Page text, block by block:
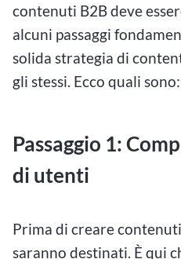
contenuti B2B deve
alcuni passaggi
solida strategia di
gli stessi. Ecco quali sono:
Passaggio 1:
di utenti
Prima di creare
saranno destinati. È qui